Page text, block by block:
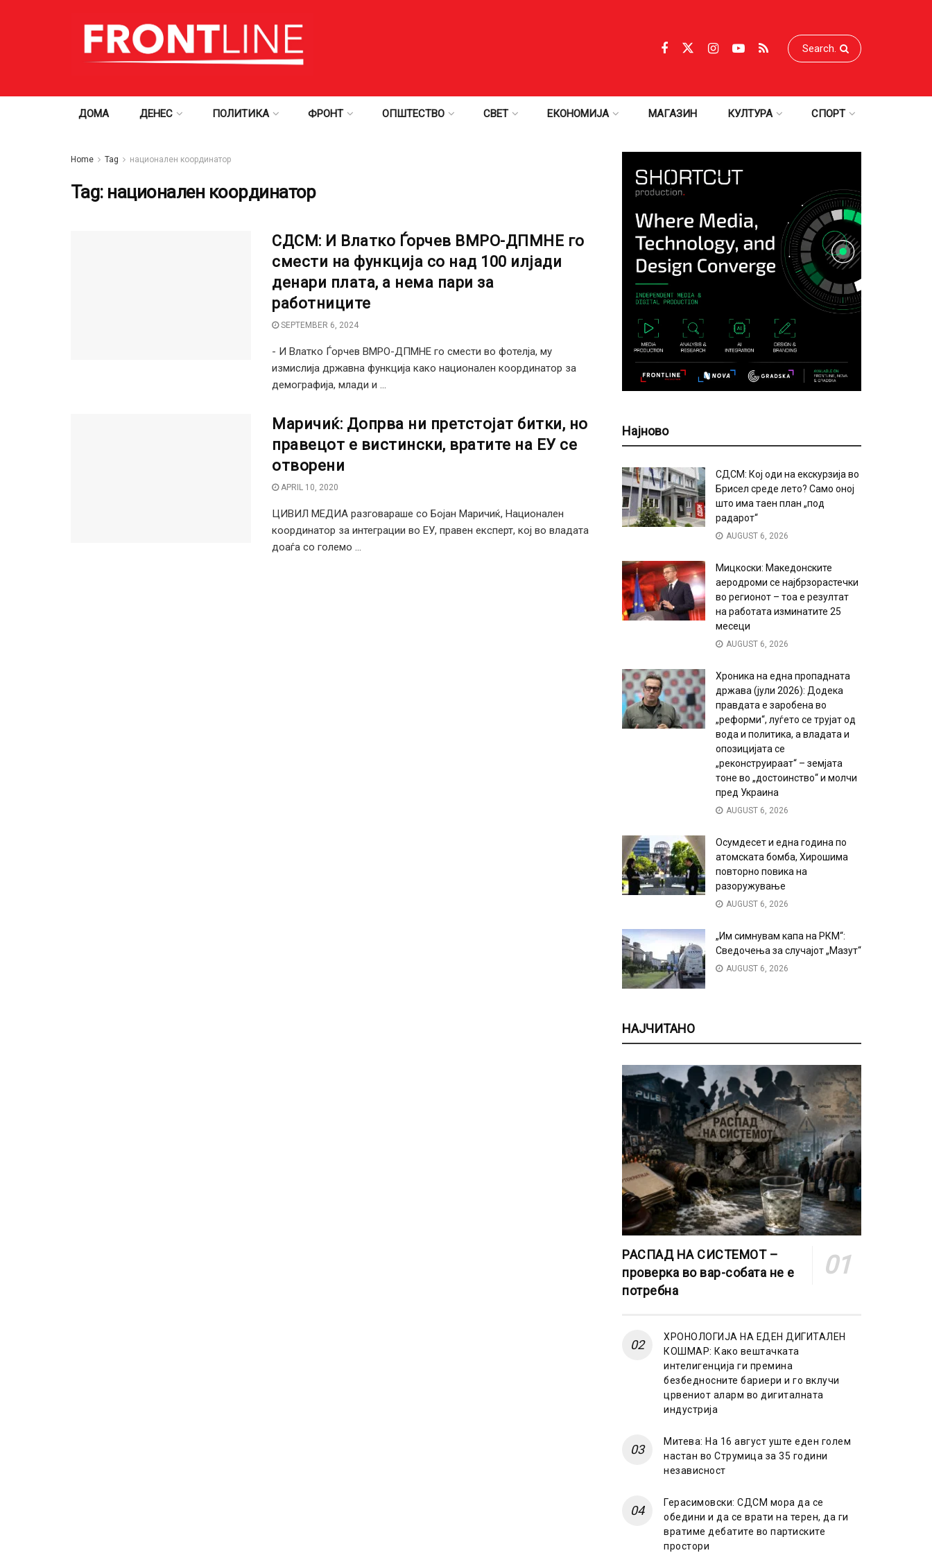
ДОМА ДЕНЕС ПОЛИТИКА ФРОНТ ОПШТЕСТВО СВЕТ ЕКОНОМИЈА МАГАЗИН КУЛТУРА СПОРТ
Home Tag национален координатор
Tag: национален координатор
СДСМ: И Влатко Ѓорчев ВМРО-ДПМНЕ го
смести на функција со над 100 илјади
денари плата, а нема пари за
работниците
SEPTEMBER 6, 2024
- И Влатко Ѓорчев ВМРО-ДПМНЕ го смести во фотелја, му
измислија државна функција како национален координатор за
демографија, млади и ...
Маричиќ: Допрва ни претстојат битки, но
правецот е вистински, вратите на ЕУ се
отворени
APRIL 10, 2020
ЦИВИЛ МЕДИА разговараше со Бојан Маричиќ, Национален
координатор за интеграции во ЕУ, правен експерт, кој во владата
доаѓа со големо ...
Најново
СДСМ: Кој оди на екскурзија во
Брисел среде лето? Само оној
што има таен план „под
радарот“
AUGUST 6, 2026
Мицкоски: Македонските
аеродроми се најбрзорастечки
во регионот – тоа е резултат
на работата изминатите 25
месеци
AUGUST 6, 2026
Хроника на една пропадната
држава (јули 2026): Додека
правдата е заробена во
„реформи“, луѓето се трујат од
вода и политика, а владата и
опозицијата се
„реконструираат“ – земјата
тоне во „достоинство“ и молчи
пред Украина
AUGUST 6, 2026
Осумдесет и една година по
атомската бомба, Хирошима
повторно повика на
разоружување
AUGUST 6, 2026
„Им симнувам капа на РКМ“:
Сведочења за случајот „Мазут“
AUGUST 6, 2026
НАЈЧИТАНО
РАСПАД НА СИСТЕМОТ –
проверка во вар-собата не е
потребна
ХРОНОЛОГИЈА НА ЕДЕН ДИГИТАЛЕН
КОШМАР: Како вештачката
интелигенција ги премина
безбедносните бариери и го вклучи
црвениот аларм во дигиталната
индустрија
Митева: На 16 август уште еден голем
настан во Струмица за 35 години
независност
Герасимовски: СДСМ мора да се
обедини и да се врати на терен, да ги
вратиме дебатите во партиските
простори